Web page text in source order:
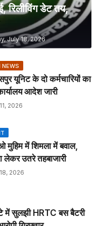
रिलीविंग डेट तय,
July 18, 2026
NEWS
यूनिट के दो कर्मचारियों का
आदेश जारी
2026
मुहिम में शिमला में बवाल,
लेकर उतरे तहबाजारी
2026
में सुलझी HRTC बस बैटरी